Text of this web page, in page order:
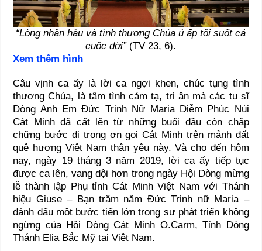
“Lòng nhân hậu và tình thương Chúa ủ ấp tôi suốt cả
cuộc đời” (TV 23, 6).
Xem thêm hình
Câu vịnh ca ấy là lời ca ngợi khen, chúc tụng tình
thương Chúa, là tâm tình cảm tạ, tri ân mà các tu sĩ
Dòng Anh Em Đức Trinh Nữ Maria Diễm Phúc Núi
Cát Minh đã cất lên từ những buổi đầu còn chập
chững bước đi trong ơn gọi Cát Minh trên mảnh đất
quê hương Việt Nam thân yêu này. Và cho đến hôm
nay, ngày 19 tháng 3 năm 2019, lời ca ấy tiếp tục
được ca lên, vang dội hơn trong ngày Hội Dòng mừng
lễ thành lập Phụ tỉnh Cát Minh Việt Nam với Thánh
hiệu Giuse – Bạn trăm năm Đức Trinh nữ Maria –
đánh dấu một bước tiến lớn trong sự phát triển không
ngừng của Hội Dòng Cát Minh O.Carm, Tỉnh Dòng
Thánh Elia Bắc Mỹ tại Việt Nam.